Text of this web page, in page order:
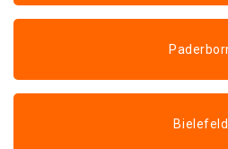
Bielefeld